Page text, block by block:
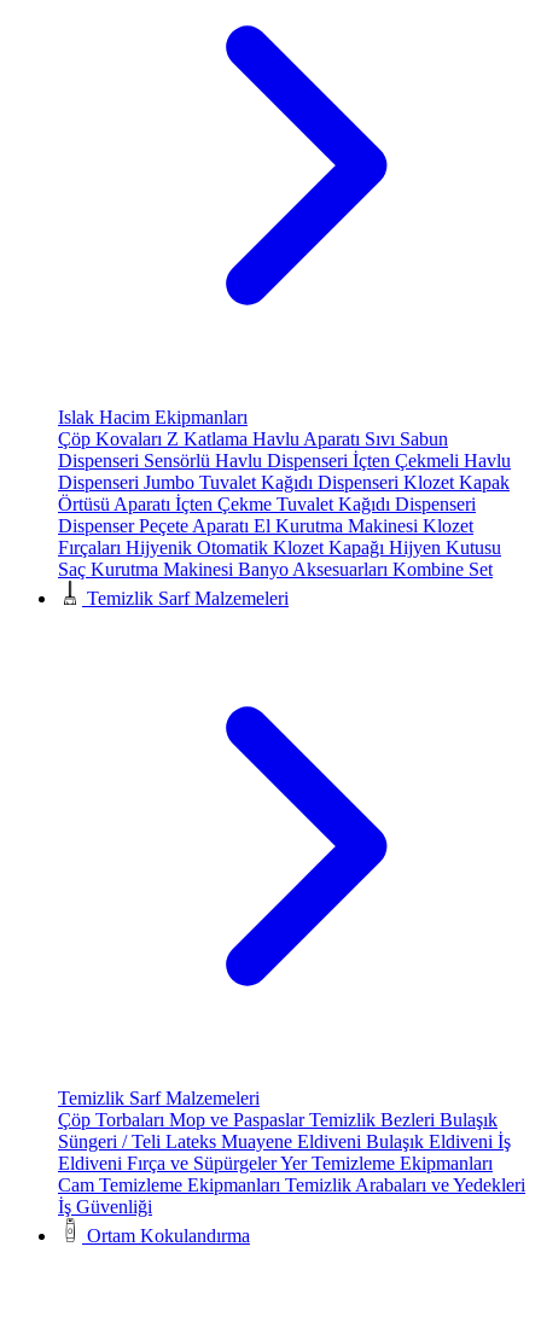
Islak Hacim Ekipmanları
Çöp Kovaları Z Katlama Havlu Aparatı Sıvı Sabun
Dispenseri Sensörlü Havlu Dispenseri İçten Çekmeli Havlu
Dispenseri Jumbo Tuvalet Kağıdı Dispenseri Klozet Kapak
Örtüsü Aparatı İçten Çekme Tuvalet Kağıdı Dispenseri
Dispenser Peçete Aparatı El Kurutma Makinesi Klozet
Fırçaları Hijyenik Otomatik Klozet Kapağı Hijyen Kutusu
Saç Kurutma Makinesi Banyo Aksesuarları Kombine Set
Temizlik Sarf Malzemeleri
Temizlik Sarf Malzemeleri
Çöp Torbaları Mop ve PaspaslarTemizlik Bezleri Bulaşık
Süngeri / Teli Lateks Muayene Eldiveni Bulaşık Eldiveni İş
Eldiveni Fırça ve SüpürgelerYer Temizleme Ekipmanları
Cam Temizleme Ekipmanları Temizlik Arabaları ve Yedekleri
İş Güvenliği
Ortam Kokulandırma